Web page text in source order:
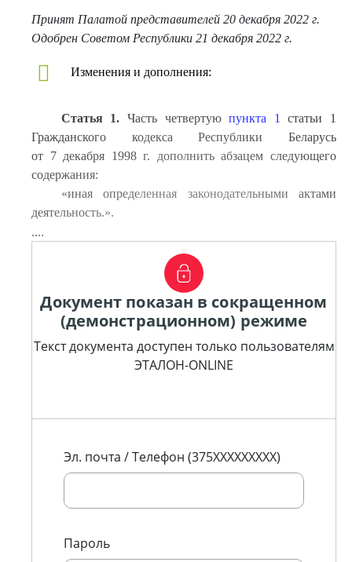
Принят Палатой представителей 20 декабря 2022 г.
Одобрен Советом Республики 21 декабря 2022 г.
Изменения и дополнения:
Статья 1. Часть четвертуюпункта 1
статьи 1
Гражданского кодекса Республики Беларусь
от 7 декабря 1998 г. дополнить абзацем следующего
содержания:
«иная определенная законодательными актами
деятельность.».
....
Документ показан в сокращенном
(демонстрационном) режиме
Текст документа доступен только пользователям
ЭТАЛОН-ONLINE
Эл. почта / Телефон (375XXXXXXXXX)
Пароль